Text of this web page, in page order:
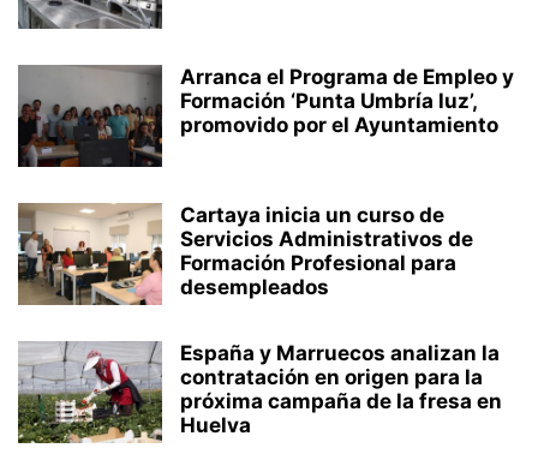
Arranca el Programa de Empleo y
Formación ‘Punta Umbría luz’,
promovido por el Ayuntamiento
Cartaya inicia un curso de
Servicios Administrativos de
Formación Profesional para
desempleados
España y Marruecos analizan la
contratación en origen para la
próxima campaña de la fresa en
Huelva